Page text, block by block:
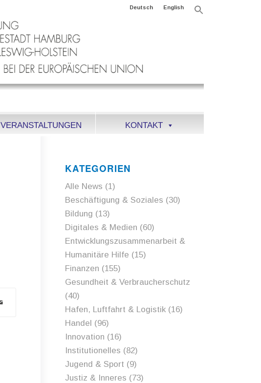
Deutsch English
VERANSTALTUNGEN KONTAKT
KATEGORIEN
Alle News (1)
Beschäftigung & Soziales (30)
Bildung (13)
Digitales & Medien (60)
Entwicklungszusammenarbeit &
Humanitäre Hilfe (15)
Finanzen (155)
Gesundheit & Verbraucherschutz
(40)
Hafen, Luftfahrt & Logistik(16)
Handel (96)
Innovation (16)
Institutionelles (82)
Jugend & Sport (9)
Justiz & Inneres (73)